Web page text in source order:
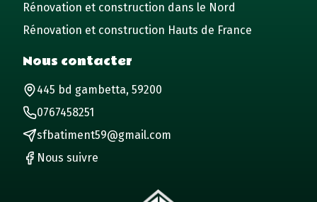
Rénovation et construction dans le Nord
Rénovation et construction Hauts de France
Nous contacter
445 bd gambetta, 59200
0767458251
sfbatiment59@gmail.com
Nous suivre